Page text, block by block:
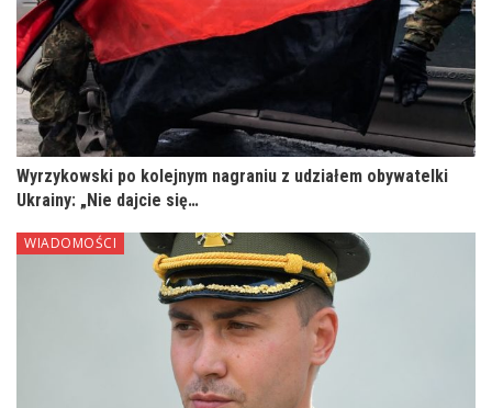
Wyrzykowski po kolejnym nagraniu z udziałem obywatelki
Ukrainy: „Nie dajcie się…
WIADOMOŚCI